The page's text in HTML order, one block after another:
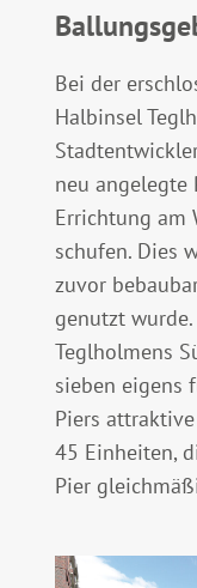
Bei der
Halbinsel
neu
Errichtung am
schufen. Dies
zuvor
genutzt
Teglholmens
sieben eigens
Piers
45 Einheiten,
Pier